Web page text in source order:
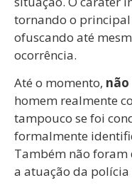
tornando o
ofuscando até
ocorrência.
Até o momento,
homem realmente
tampouco se foi
formalmente
Também não
a atuação da polícia